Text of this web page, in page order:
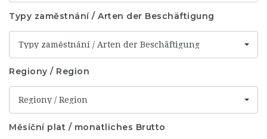
Typy zaměstnání / Arten der Beschäftigung
Typy zaměstnání / Arten der Beschäftigung
Regiony / Region
Regiony / Region
Měsíční plat / monatliches Brutto